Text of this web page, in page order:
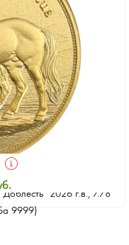
2026 г.в., 7.78
9999)